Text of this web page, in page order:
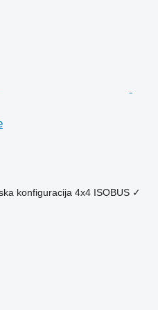
konfiguracija 4x4 ISOBUS ✓